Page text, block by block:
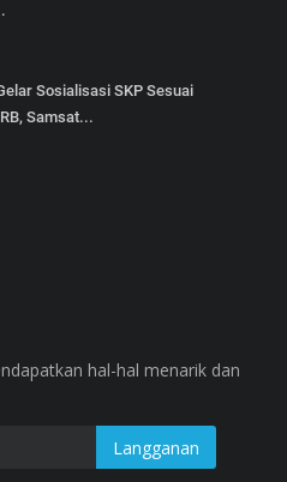
Sosialisasi SKP Sesuai
Samsat...
hal-hal menarik dan